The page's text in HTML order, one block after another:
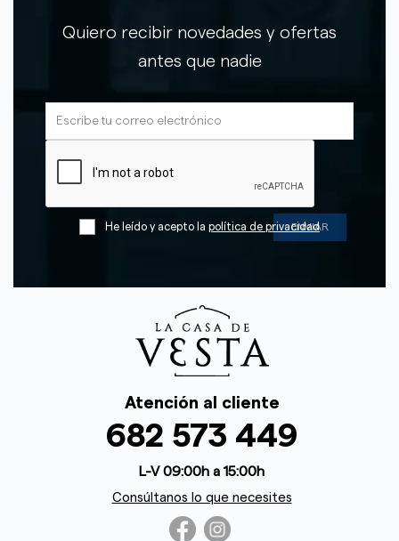
Quiero recibir novedades y ofertas
antes que nadie
He leído y acepto la política de privacidad
Atención al cliente
682 573 449
L-V 09:00h a 15:00h
Consúltanos lo que necesites